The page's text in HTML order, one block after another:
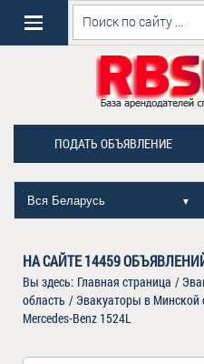
ПОДАТЬ ОБЪЯВЛЕНИЕ
Вся Беларусь ▼
НА САЙТЕ14459
Вы здесь: Главная страница /
область / Эвакуаторы в Минской
Mercedes-Benz 1524L